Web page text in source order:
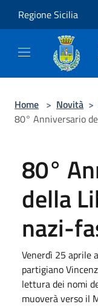
Regione Sicilia
Home > Novità >
80° Anniversario
80°
della
nazi-
Venerdì 25 aprile
partigiano
lettura dei nomi
muoverà verso il